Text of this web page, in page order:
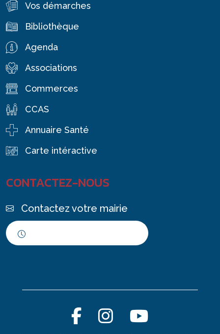
Vos démarches
Bibliothèque
Agenda
Associations
Commerces
CCAS
Annuaire Santé
Carte intéractive
CONTACTEZ-NOUS
Contactez votre mairie